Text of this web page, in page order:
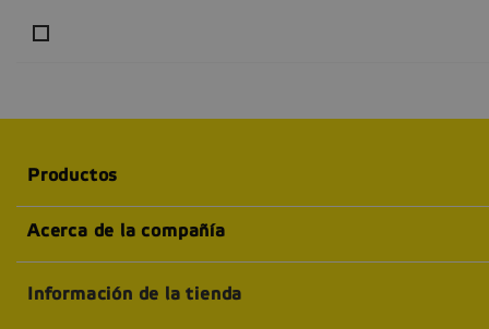
Productos
Acerca de la compañía
Información de la tienda